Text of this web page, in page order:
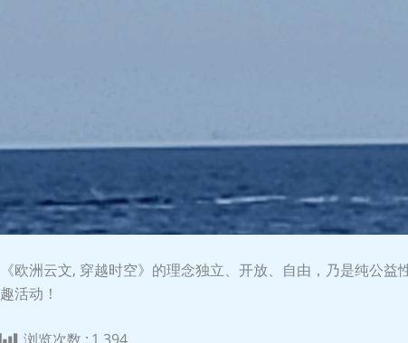
《欧洲云文, 穿越时空》的理念独立、开放、自由，乃是纯公
趣活动！